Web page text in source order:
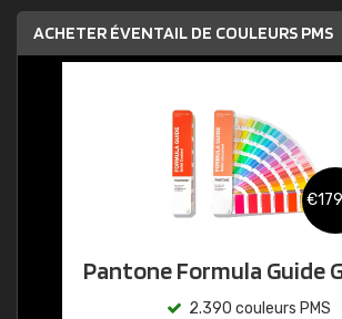
ACHETER ÉVENTAIL DE COULEURS PMS
Pantone Formula Guide
2.390 couleurs PMS